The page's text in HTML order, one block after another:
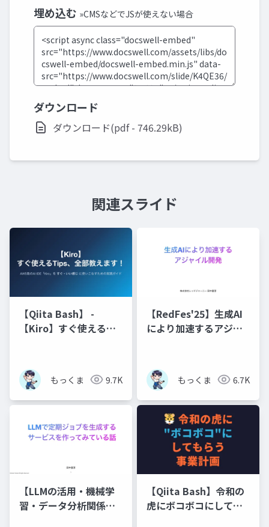
埋め込む »CMSなどでJSが使えない場合
ダウンロード
ダウンロード(pdf - 746.29kB)
関連スライド
【Qiita Bash】 -
【Kiro】すぐ使える
もっくま 9.7K
【RedFes'25】生成AI
により加速するアジャ
もっくま 6.7K
【LLMの活用・機械学
習・データ分析関係の
【Qiita Bash】令和の
虎にボコボコにしても